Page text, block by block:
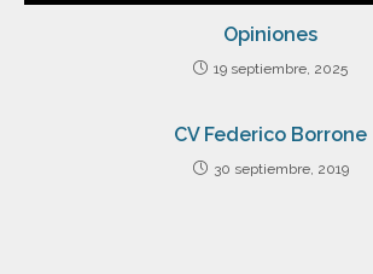
Opiniones
19 septiembre, 2025
CV Federico Borrone
30 septiembre, 2019